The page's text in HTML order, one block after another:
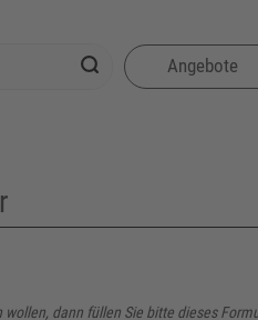
Angebote
dann füllen Sie bitte dieses